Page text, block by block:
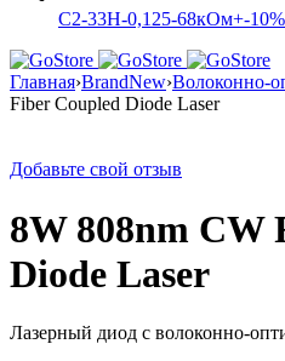
С2-33Н-0,125-68кОм+-
Главная›BrandNew›Волоконно-
Fiber Coupled Diode Laser
Добавьте свой отзыв
8W 808nm CW
Diode Laser
Лазерный диод с волоконно-